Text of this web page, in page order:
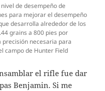
de desempeño de
para mejorar el desempeño
desarrolla alrededor de los
grains a 800 pies por
precisión necesaria para
campo de Hunter Field
el rifle fue dar
Benjamin. Si me